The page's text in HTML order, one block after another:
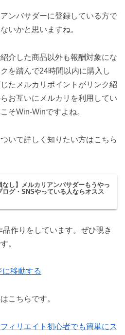
ンバサダーに登録している方で
いかと思いますね。
介した商品以外も報酬対象にな
を踏んで24時間以内に購入し
たメルカリポイントがリンク紹
お互いにメルカリを利用してい
そWin-Winですよね。
いて詳しく知りたい方はこちら
なし】メルカリアンバサダーもうやっ
ログ・SNSやっている人ならオスス
作りをしています。ぜひ覗き
。
に移動する
こちらです。
ィリエイト初心者でも簡単にス